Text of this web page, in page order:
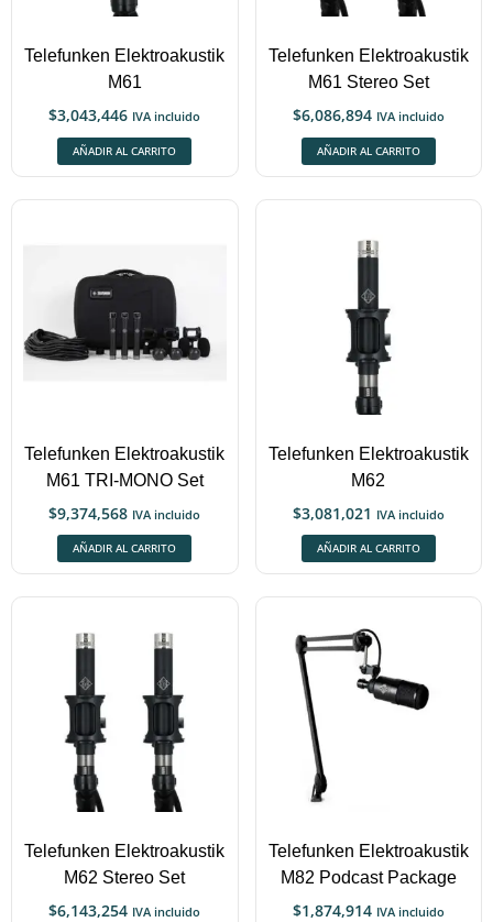
Telefunken Elektroakustik
M61
$3,043,446 IVA incluido
AÑADIR AL CARRITO
Telefunken Elektroakustik
M61 Stereo Set
$6,086,894 IVA incluido
AÑADIR AL CARRITO
Telefunken Elektroakustik
M61 TRI-MONO Set
$9,374,568 IVA incluido
AÑADIR AL CARRITO
Telefunken Elektroakustik
M62
$3,081,021 IVA incluido
AÑADIR AL CARRITO
Telefunken Elektroakustik
M62 Stereo Set
$6,143,254 IVA incluido
Telefunken Elektroakustik
M82 Podcast Package
$1,874,914 IVA incluido